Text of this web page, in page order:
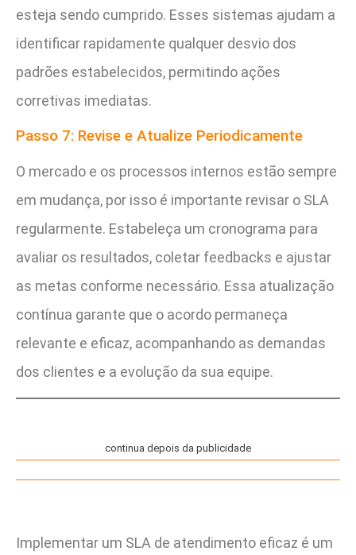
esteja sendo cumprido. Esses sistemas ajudam a
identificar rapidamente qualquer desvio dos
padrões estabelecidos, permitindo ações
corretivas imediatas.
Passo 7: Revise e Atualize Periodicamente
O mercado e os processos internos estão sempre
em mudança, por isso é importante revisar o SLA
regularmente. Estabeleça um cronograma para
avaliar os resultados, coletar feedbacks e ajustar
as metas conforme necessário. Essa atualização
contínua garante que o acordo permaneça
relevante e eficaz, acompanhando as demandas
dos clientes e a evolução da sua equipe.
continua depois da publicidade
Implementar um SLA de atendimento eficaz é um